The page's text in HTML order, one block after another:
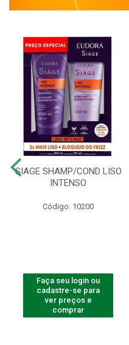
SIAGE SHAMP/COND LISO
INTENSO
Código: 10200
Faça seu login ou
cadastre-se para
ver preços e
comprar